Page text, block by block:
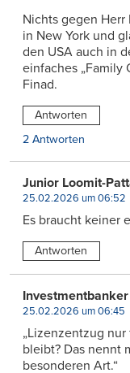
Nichts gegen Herr
in New York und
den USA auch in
einfaches „Family
Finad.
Antworten
2 Antworten
Junior Loomit-
25.02.2026 um 06:52
Es braucht keiner
Antworten
Investmentbanker
25.02.2026 um 06:45
„Lizenzentzug
bleibt? Das nennt
besonderen Art.“